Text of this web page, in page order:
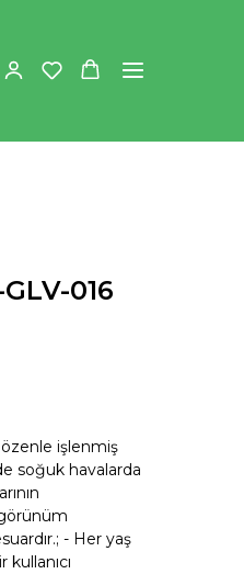
016
özenle işlenmiş
soğuk havalarda
- Her yaş